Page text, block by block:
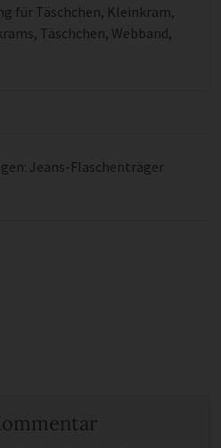
für Täschchen, Kleinkram,
, Täschchen, Webband,
Jeans-Flaschenträger